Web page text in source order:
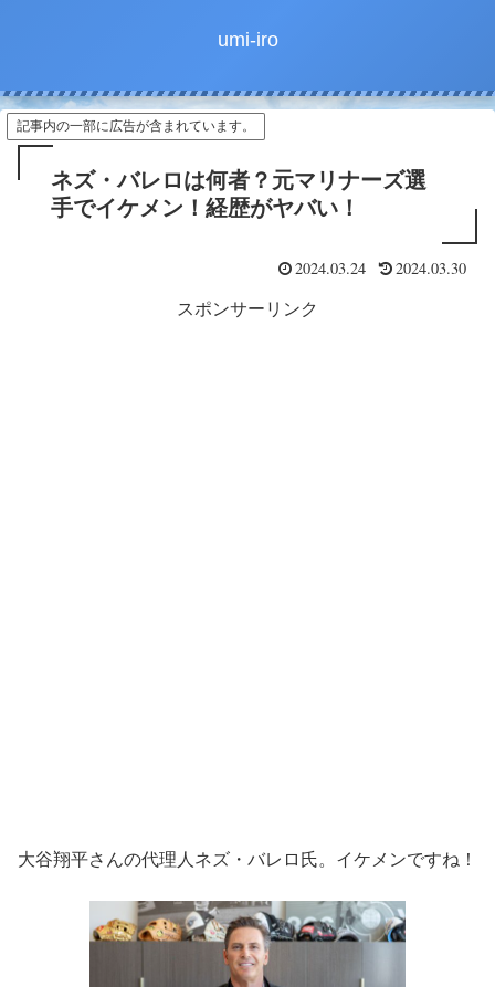
umi-iro
記事内の一部に広告が含まれています。
ネズ・バレロは何者？元マリナーズ選
手でイケメン！経歴がヤバい！
2024.03.24 2024.03.30
スポンサーリンク
大谷翔平さんの代理人ネズ・バレロ氏。イケメンですね！